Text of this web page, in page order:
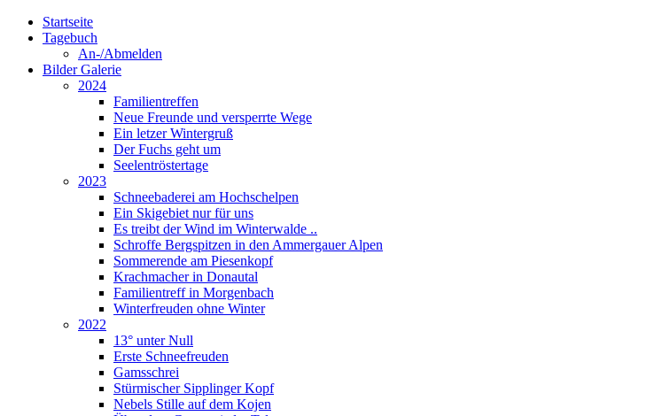
Startseite
Tagebuch
An-/Abmelden
Bilder Galerie
2024
Familientreffen
Neue Freunde und versperrte Wege
Ein letzer Wintergruß
Der Fuchs geht um
Seelentröstertage
2023
Schneebaderei am Hochschelpen
Ein Skigebiet nur für uns
Es treibt der Wind im Winterwalde ..
Schroffe Bergspitzen in den Ammergauer Alpen
Sommerende am Piesenkopf
Krachmacher in Donautal
Familientreff in Morgenbach
Winterfreuden ohne Winter
2022
13° unter Null
Erste Schneefreuden
Gamsschrei
Stürmischer Sipplinger Kopf
Nebels Stille auf dem Kojen